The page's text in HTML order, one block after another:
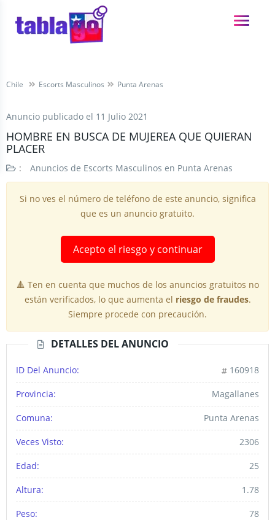
Chile Escorts Masculinos Punta Arenas
Anuncio publicado el 11 Julio 2021
HOMBRE EN BUSCA DE MUJEREA QUE QUIERAN
PLACER
: Anuncios de Escorts Masculinos en Punta Arenas
Si no ves el número de teléfono de este anuncio, significa
que es un anuncio gratuito.
Acepto el riesgo y continuar
🔺 Ten en cuenta que muchos de los anuncios gratuitos no
están verificados, lo que aumenta el riesgo de fraudes.
Siempre procede con precaución.
DETALLES DEL ANUNCIO
ID Del Anuncio: 160918
Provincia: Magallanes
Comuna: Punta Arenas
Veces Visto: 2306
Edad: 25
Altura: 1.78
Peso: 78